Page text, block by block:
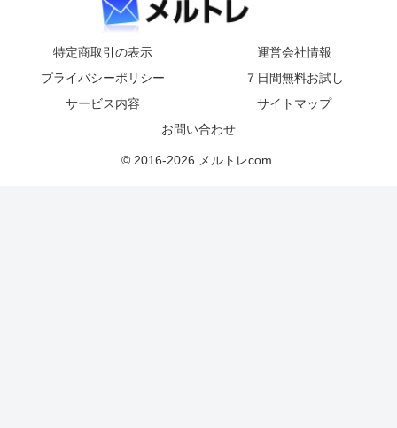
特定商取引の表示
運営会社情報
プライバシーポリシー
７日間無料お試し
サービス内容
サイトマップ
お問い合わせ
© 2016-2026 メルトレcom.